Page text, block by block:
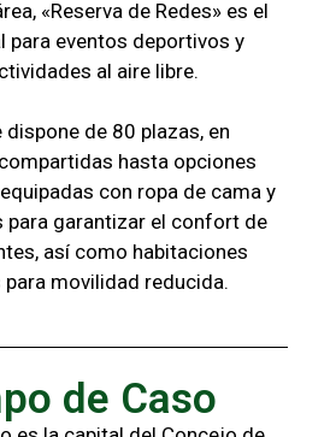
«Reserva de Redes» es el
para eventos deportivos y
al aire libre.
dispone de 80 plazas, en
hasta opciones
equipadas con ropa de cama y
para garantizar el confort de
así como habitaciones
para movilidad reducida.
de Caso